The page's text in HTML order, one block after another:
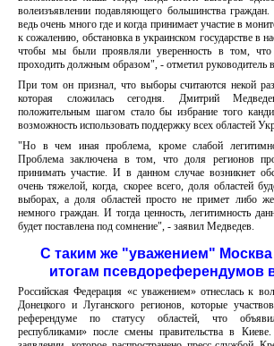
волеизъявлении подавляющего большинства
ведь очень много где и когда принимает участие в
к сожалению, обстановка в украинском государстве в
чтобы мы были проявляли уверенность в том,
проходить должным образом", - отметил руководитель
При том он признал, что выборы считаются некой
которая сложилась сегодня. Дмитрий
положительным шагом стало бы избрание того
возможность использовать поддержку всех областей
"Но в чем иная проблема, кроме слабой
Проблема заключена в том, что доля регионов
принимать участие. И в данном случае возникнет
очень тяжелой, когда, скорее всего, доля областей
выборах, а доля областей просто не примет либо
немного граждан. И тогда ценность, легитимность
будет поставлена под сомнение", - заявил Медведев.
С таким же "уважением" Москва
итогам псевдореферендумов
Российская Федерация «с уважением» отнеслась к
Донецкого и Луганского регионов, которые
референдуме по статусу областей, что
республиками» после смены правительства в